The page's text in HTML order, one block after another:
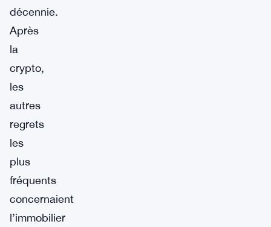
décennie.
Après
la
crypto,
les
autres
regrets
les
plus
fréquents
concernaient
l’immobilier